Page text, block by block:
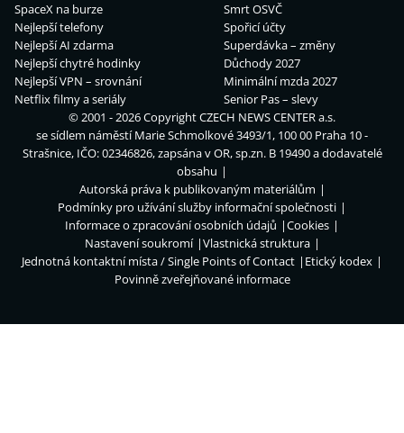
SpaceX na burze
Nejlepší telefony
Nejlepší AI zdarma
Nejlepší chytré hodinky
Nejlepší VPN – srovnání
Netflix filmy a seriály
Smrt OSVČ
Spořicí účty
Superdávka – změny
Důchody 2027
Minimální mzda 2027
Senior Pas – slevy
© 2001 - 2026 CopyrightCZECH NEWS CENTER a.s.
se sídlem náměstí Marie Schmolkové 3493/1, 100 00 Praha 10 -
Strašnice, IČO: 02346826, zapsána v OR, sp.zn. B 19490 a dodavatelé
obsahu
Autorská práva k publikovaným materiálům
Podmínky pro užívání služby informační společnosti
Informace o zpracování osobních údajů
Cookies
Nastavení soukromí
Vlastnická struktura
Jednotná kontaktní místa / Single Points of Contact
Etický kodex
Povinně zveřejňované informace